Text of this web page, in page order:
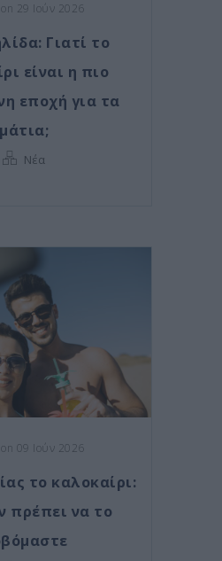
29 Ιούν 2026
Γιατί το
είναι η πιο
εποχή για τα
μάτια;
Νέα
09 Ιούν 2026
το καλοκαίρι:
πρέπει να το